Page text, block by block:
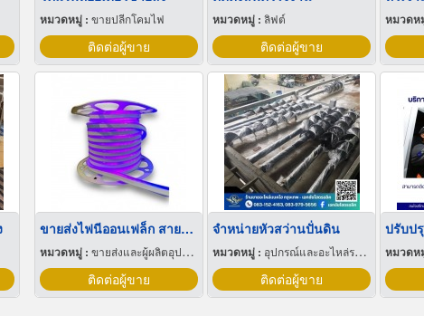
หมวดหมู่ : ขายปลีกโคมไฟ
ติดต่อผู้ขาย
หมวดหมู่ : ลิฟต์
ติดต่อผู้ขาย
หมวดห
ขายส่งไฟนีออนเฟล็ก สายนีออนเฟล็ก Neon Flex พัทยา ชลบุรี
หมวดหมู่ : ขายส่งและผู้ผลิตอุปกรณ์เครื่องใช้ไฟฟ้า
ติดต่อผู้ขาย
จำหน่ายหัวสว่านปั่นดิน
หมวดหมู่ : อุปกรณ์และอะไหล่รถแทรกเตอร์
ติดต่อผู้ขาย
ปรับป
หมวด